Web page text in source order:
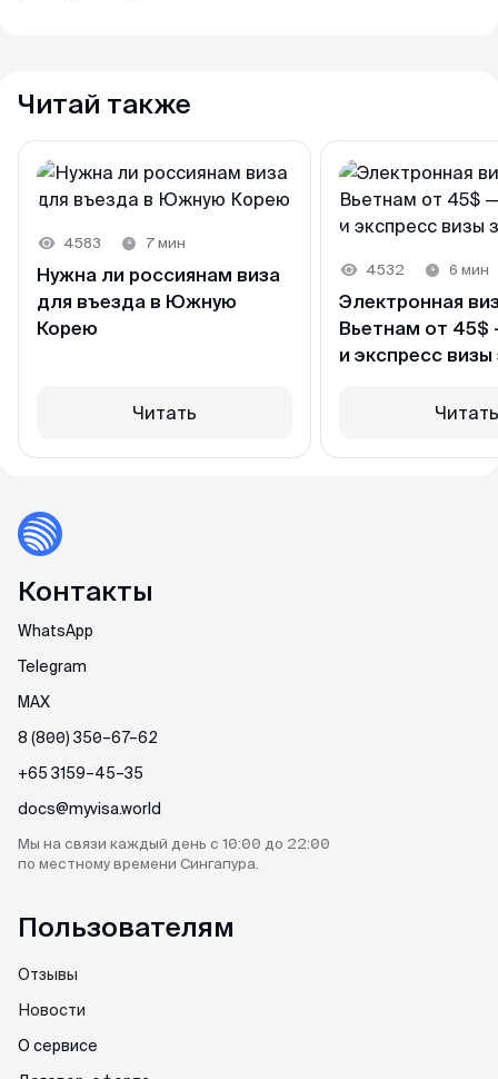
Читай также
4583 7 мин
Нужна ли россиянам виза
для въезда в Южную
Корею
Читать
4532 6 мин
Электронная
Вьетнам от 45$
и экспресс визы
Читать
Контакты
WhatsApp
Telegram
MAX
8 (800) 350–67–62
+65 3159–45–35
docs@myvisa.world
Мы на связи каждый день с 10:00 до 22:00
по местному времени Сингапура.
Пользователям
Отзывы
Новости
О сервисе